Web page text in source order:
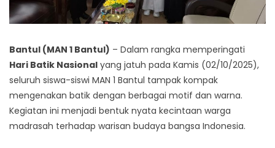
Bantul (MAN 1 Bantul) – Dalam rangka memperingati
Hari Batik Nasional yang jatuh pada Kamis (02/10/2025),
seluruh siswa-siswi MAN 1 Bantul tampak kompak
mengenakan batik dengan berbagai motif dan warna.
Kegiatan ini menjadi bentuk nyata kecintaan warga
madrasah terhadap warisan budaya bangsa Indonesia.